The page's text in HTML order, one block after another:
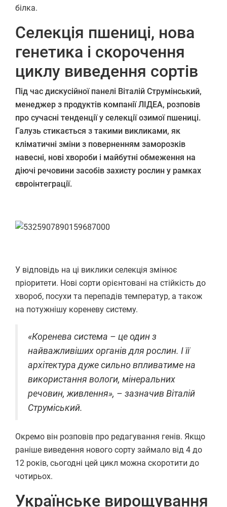
білка.
Селекція пшениці, нова
генетика і скорочення
циклу виведення сортів
Під час дискусійної панелі Віталій Струмінський,
менеджер з продуктів компанії ЛІДЕА, розповів
про сучасні тенденції у селекції озимої пшениці.
Галузь стикається з такими викликами, як
кліматичні зміни з поверненням заморозків
навесні, нові хвороби і майбутні обмеження на
діючі речовини засобів захисту рослин у рамках
євроінтеграції.
У відповідь на ці виклики селекція змінює
пріоритети. Нові сорти орієнтовані на стійкість до
хвороб, посухи та перепадів температур, а також
на потужнішу кореневу систему.
«Коренева система – це один з
найважливіших органів для рослин. І її
архітектура дуже сильно впливатиме на
використання вологи, мінеральних
речовин, живлення», – зазначив Віталій
Струміський.
Окремо він розповів про редагування генів. Якщо
раніше виведення нового сорту займало від 4 до
12 років, сьогодні цей цикл можна скоротити до
чотирьох.
Українське вирощування